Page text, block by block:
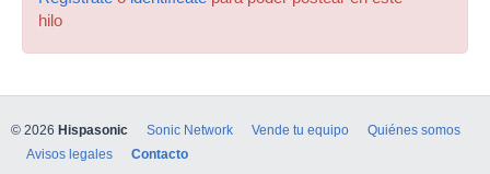
hilo
© 2026 Hispasonic Sonic Network Vende tu equipo
Quiénes somos
Avisos legales
Contacto